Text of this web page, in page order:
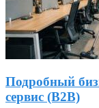
Подробный
сервис (B2B)